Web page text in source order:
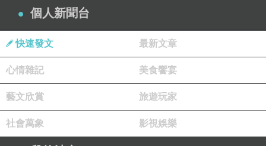
個人新聞台
快速發文 最新文章
心情雜記 美食饗宴
藝文欣賞 旅遊玩家
社會萬象 影視娛樂